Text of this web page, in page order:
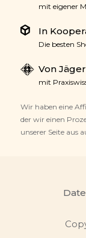
mit eigener
In
Die besten
Von
mit
Wir haben eine
der wir einen
unserer Seite aus